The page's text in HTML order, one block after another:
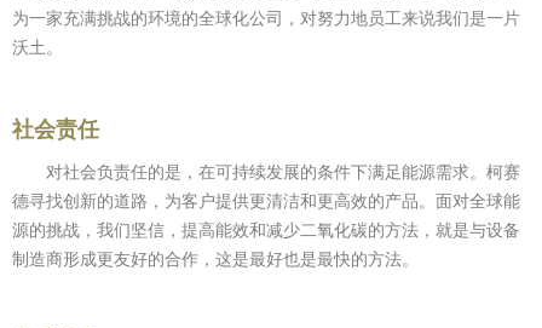
为一家充满挑战的环境的全球化公司，对努力地员工来说我们是一片
沃土。
社会责任
对社会负责任的是，在可持续发展的条件下满足能源需求。柯赛
德寻找创新的道路，为客户提供更清洁和更高效的产品。面对全球能
源的挑战，我们坚信，提高能效和减少二氧化碳的方法，就是与设备
制造商形成更友好的合作，这是最好也是最快的方法。